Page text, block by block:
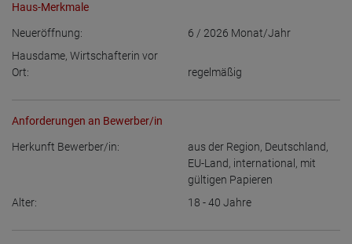
Haus-Merkmale
Neueröffnung: 6 / 2026 Monat/Jahr
Hausdame, Wirtschafterin vor
Ort:
regelmäßig
Anforderungen an Bewerber/in
Herkunft Bewerber/in: aus der Region, Deutschland,
EU-Land, international, mit
gültigen Papieren
Alter:
18 - 40 Jahre